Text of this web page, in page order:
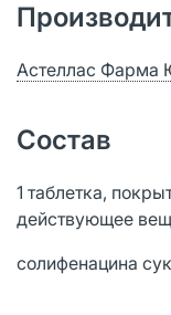
Астеллас Фарма
Состав
1 таблетка,
действующее
солифенацина